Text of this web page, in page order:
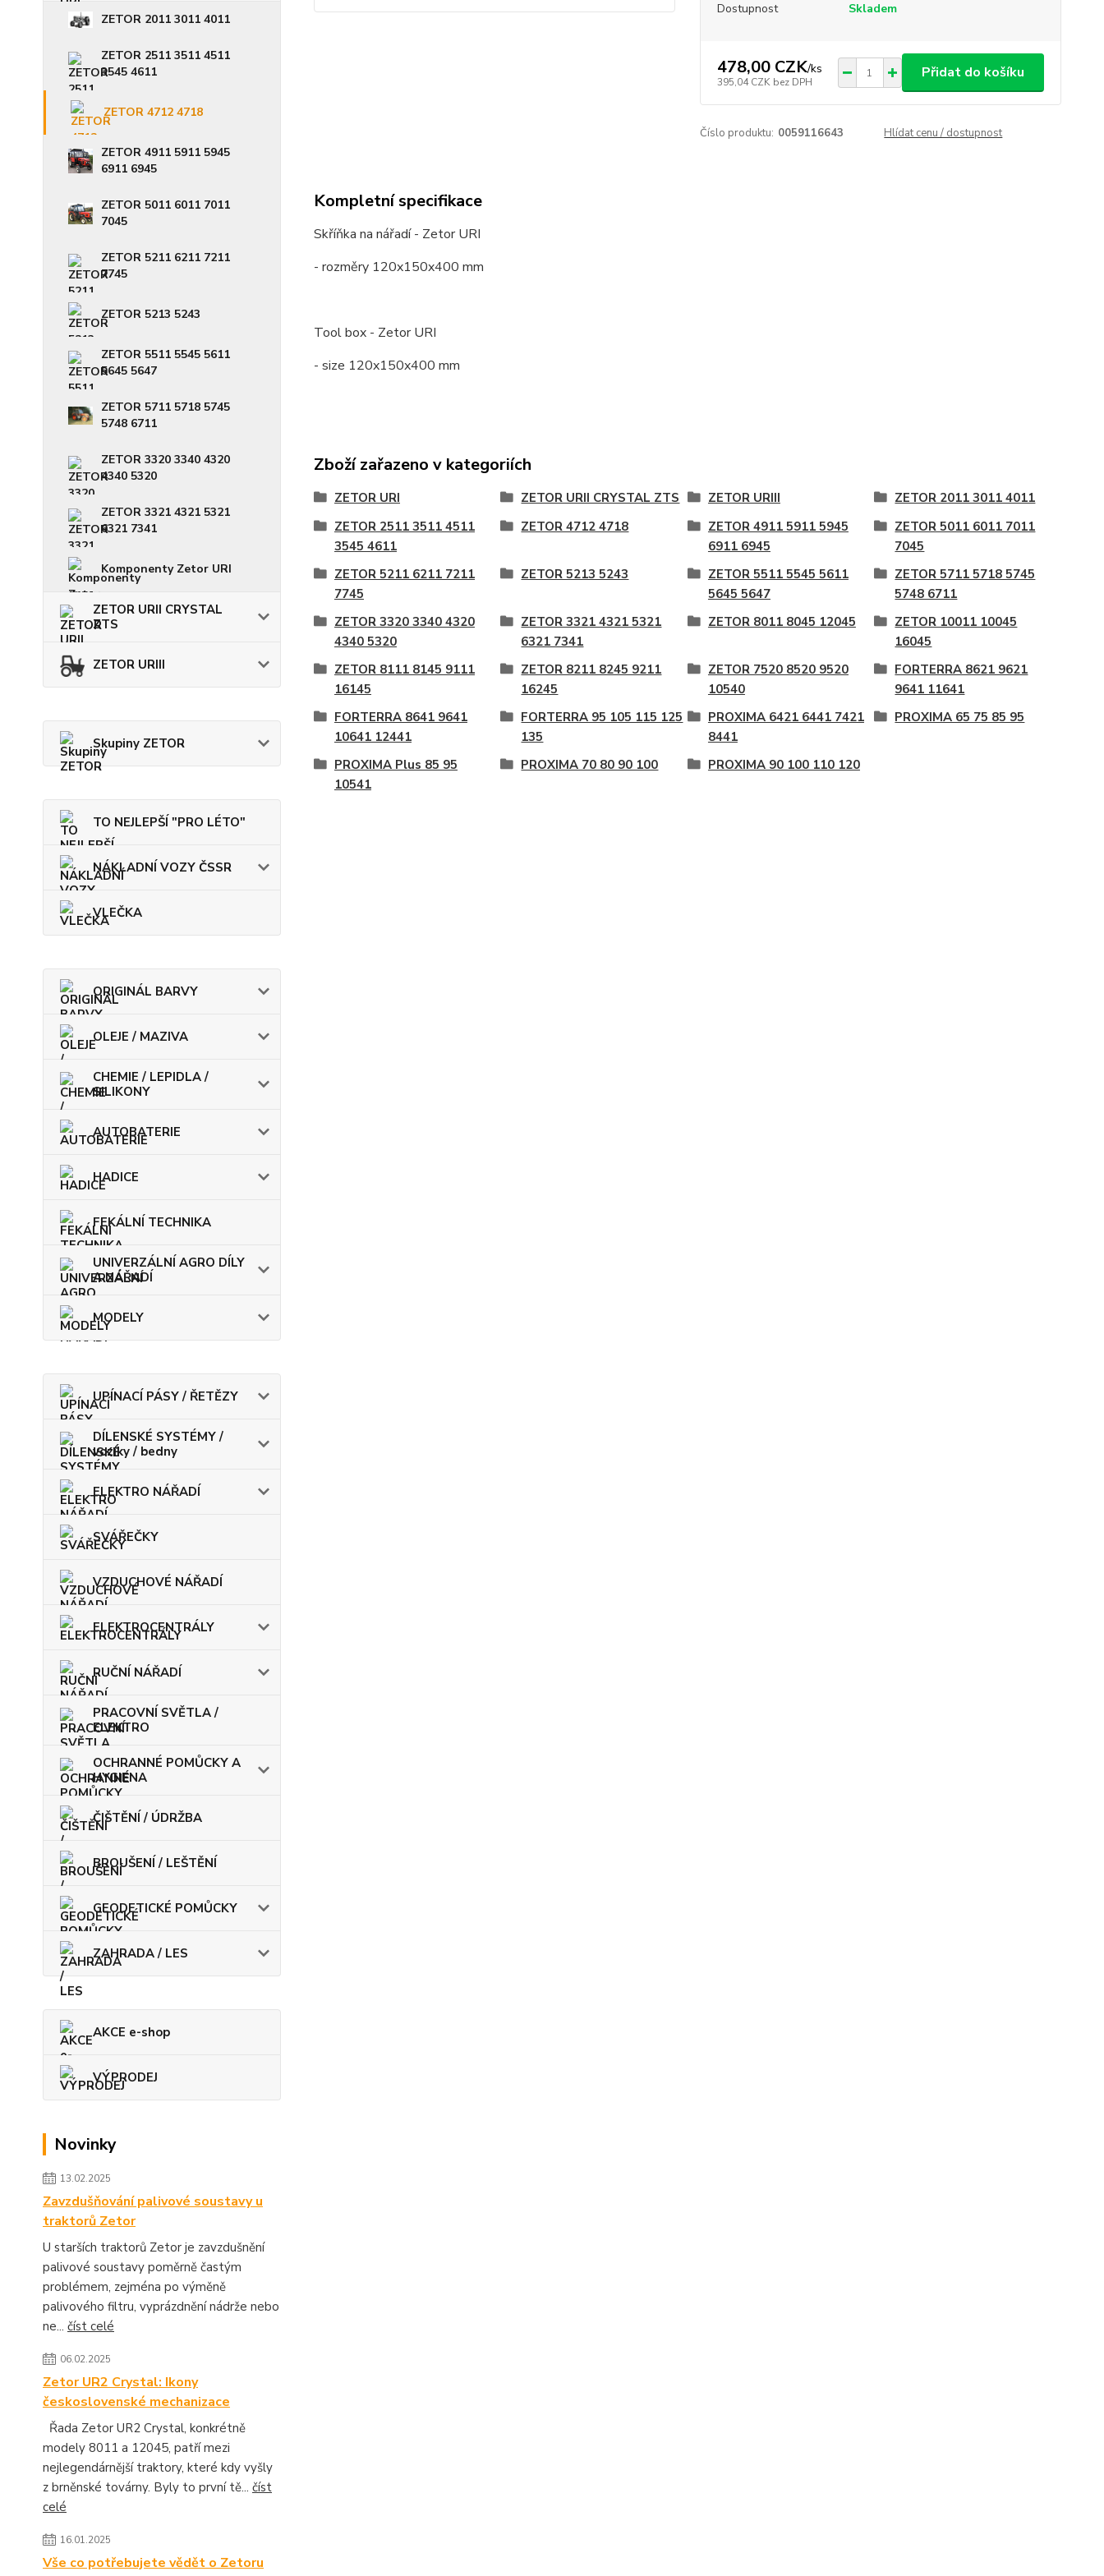
ZETOR 2011 3011 4011
ZETOR 2511 3511 4511
3545 4611
ZETOR 4712 4718
ZETOR 4911 5911 5945
6911 6945
ZETOR 5011 6011 7011
7045
ZETOR 5211 6211 7211
7745
ZETOR 5213 5243
ZETOR 5511 5545 5611
5645 5647
ZETOR 5711 5718 5745
5748 6711
ZETOR 3320 3340 4320
4340 5320
ZETOR 3321 4321 5321
6321 7341
Komponenty Zetor URI
ZETOR URII CRYSTAL
ZTS
ZETOR URIII
Skupiny ZETOR
TO NEJLEPŠÍ "PRO LÉTO"
NÁKLADNÍ VOZY ČSSR
VLEČKA
ORIGINÁL BARVY
OLEJE / MAZIVA
CHEMIE / LEPIDLA /
SILIKONY
AUTOBATERIE
HADICE
FEKÁLNÍ TECHNIKA
UNIVERZÁLNÍ AGRO DÍLY
A NÁŘADÍ
MODELY
UPÍNACÍ PÁSY / ŘETĚZY
DÍLENSKÉ SYSTÉMY /
vozíky / bedny
ELEKTRO NÁŘADÍ
SVÁŘEČKY
VZDUCHOVÉ NÁŘADÍ
ELEKTROCENTRÁLY
RUČNÍ NÁŘADÍ
PRACOVNÍ SVĚTLA /
ELEKTRO
OCHRANNÉ POMŮCKY A
HYGIENA
ČIŠTĚNÍ / ÚDRŽBA
BROUŠENÍ / LEŠTĚNÍ
GEODETICKÉ POMŮCKY
ZAHRADA / LES
AKCE e-shop
VÝPRODEJ
Novinky
13.02.2025
Zavzdušňování palivové soustavy u
traktorů Zetor
U starších traktorů Zetor je zavzdušnění
palivové soustavy poměrně častým
problémem, zejména po výměně
palivového filtru, vyprázdnění nádrže nebo
ne... číst celé
06.02.2025
Zetor UR2 Crystal: Ikony
československé mechanizace
Řada Zetor UR2 Crystal, konkrétně
modely 8011 a 12045, patří mezi
nejlegendárnější traktory, které kdy vyšly
z brněnské továrny. Byly to první tě... číst
celé
16.01.2025
Vše co potřebujete vědět o Zetoru
Dostupnost Skladem
478,00 CZK/ks
395,04 CZK bez DPH
Přidat do košíku
Číslo produktu: 0059116643 Hlídat cenu / dostupnost
Kompletní specifikace
Skříňka na nářadí - Zetor URI
- rozměry 120x150x400 mm
Tool box - Zetor URI
- size 120x150x400 mm
Zboží zařazeno v kategoriích
ZETOR URI ZETOR URII CRYSTAL ZTS ZETOR URIII
ZETOR 2011 3011 4011
ZETOR 2511 3511 4511
3545 4611
ZETOR 4712 4718
ZETOR 4911 5911 5945
6911 6945
ZETOR 5011 6011 7011
7045
ZETOR 5211 6211 7211
7745
ZETOR 5213 5243
ZETOR 5511 5545 5611
5645 5647
ZETOR 5711 5718 5745
5748 6711
ZETOR 3320 3340 4320
4340 5320
ZETOR 3321 4321 5321
6321 7341
ZETOR 8011 8045 12045
ZETOR 10011 10045
16045
ZETOR 8111 8145 9111
16145
ZETOR 8211 8245 9211
16245
ZETOR 7520 8520 9520
10540
FORTERRA 8621 9621
9641 11641
FORTERRA 8641 9641
10641 12441
FORTERRA 95 105 115 125
135
PROXIMA 6421 6441 7421
8441
PROXIMA 65 75 85 95
PROXIMA Plus 85 95
10541
PROXIMA 70 80 90 100 PROXIMA 90 100 110 120